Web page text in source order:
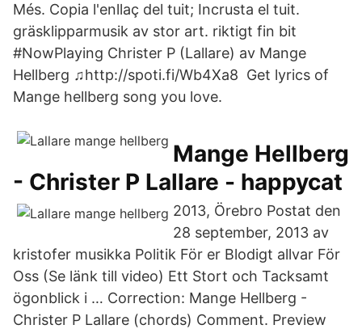
Més. Copia l'enllaç del tuit; Incrusta el tuit.
gräsklipparmusik av stor art. riktigt fin bit
#NowPlaying Christer P (Lallare) av Mange
Hellberg ♫http://spoti.fi/Wb4Xa8 Get lyrics of
Mange hellberg song you love.
Mange Hellberg
- Christer P Lallare - happycat
2013, Örebro Postat den
28 september, 2013 av
kristofer musikka Politik För er Blodigt allvar För
Oss (Se länk till video) Ett Stort och Tacksamt
ögonblick i … Correction: Mange Hellberg -
Christer P Lallare (chords) Comment. Preview